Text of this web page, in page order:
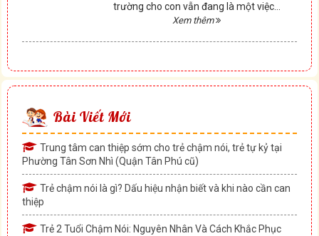
Bài Viết Mới
Trung tâm can thiệp sớm cho trẻ chậm nói, trẻ tự kỷ tại
Phường Tân Sơn Nhì (Quận Tân Phú cũ)
Trẻ chậm nói là gì? Dấu hiệu nhận biết và khi nào cần can
thiệp
Trẻ 2 Tuổi Chậm Nói: Nguyên Nhân Và Cách Khắc Phục
trường cho con vẫn đang là một việc...
Xem thêm